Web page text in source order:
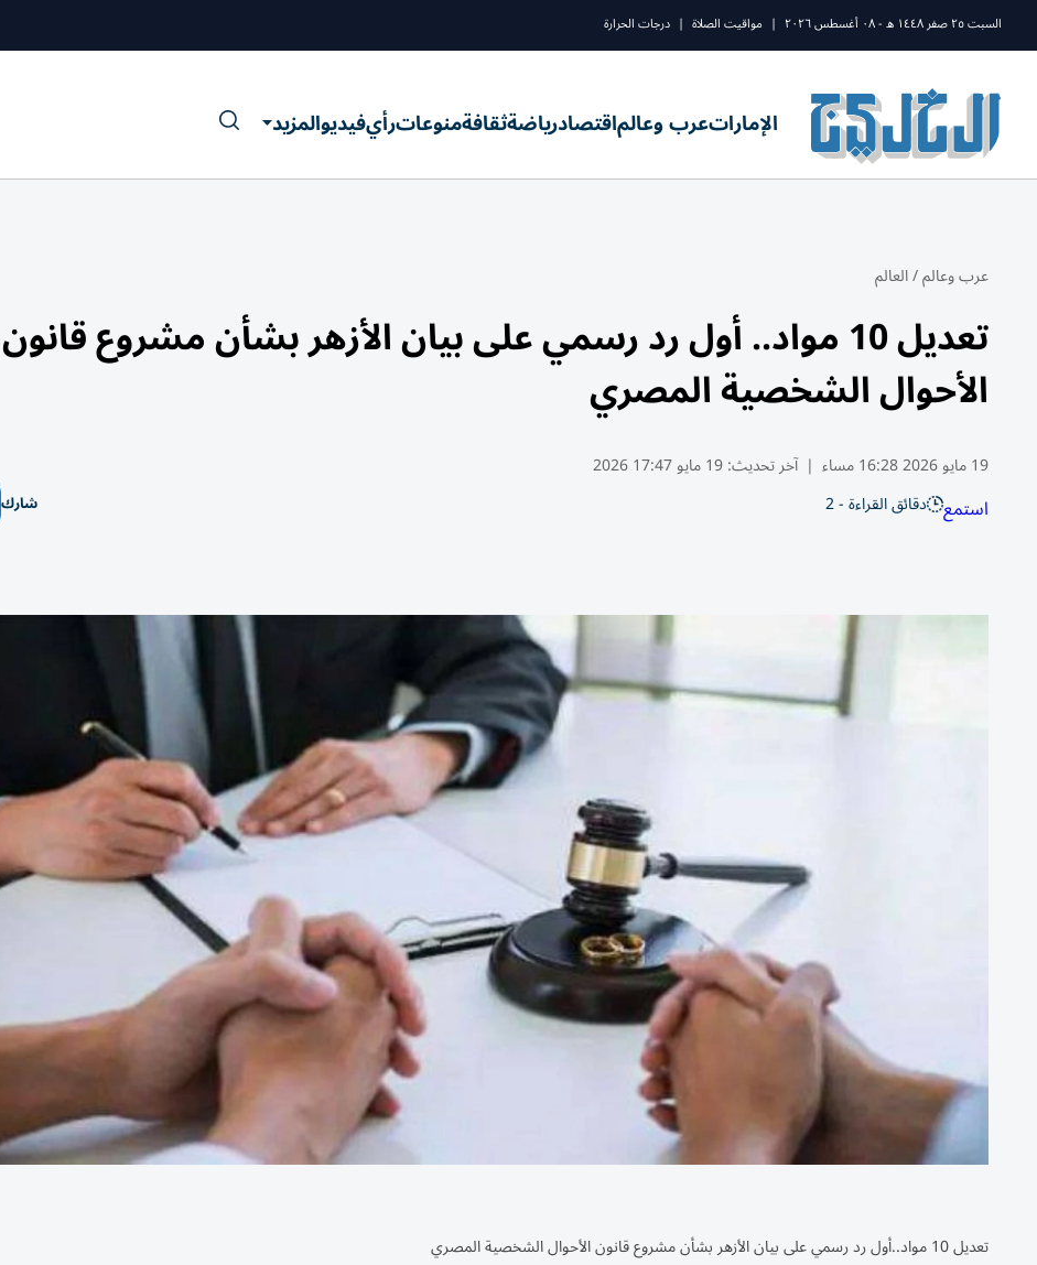
السبت ٢٥ صفر ١٤٤٨ ه - ٠٨ أغسطس ٢٠٢٦ | مواقيت الصلاة | درجات الحرارة
الإماراتعرب وعالماقتصادرياضةثقافةمنوعاترأيفيديوالمزيد
عرب وعالم/العالم
تعديل 10 مواد.. أول رد رسمي على بيان الأزهر بشأن مشروع قانون
الأحوال الشخصية المصري
19 مايو 2026 16:28 مساء | آخر تحديث:19 مايو 17:47 2026
استمع دقائق القراءة - 2 شارك
تعديل 10 مواد..أول رد رسمي على بيان الأزهر بشأن مشروع قانون الأحوال الشخصية المصري